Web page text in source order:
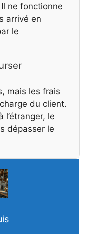
ne fonctionne
arrivé en
le
mais les frais
du client.
l’étranger, le
dépasser le